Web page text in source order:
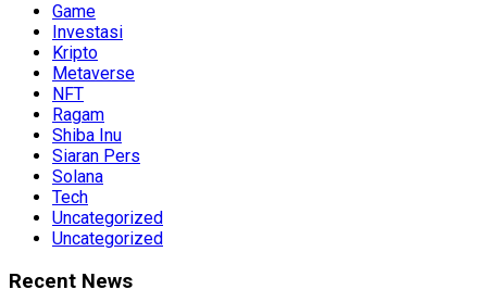
Game
Investasi
Kripto
Metaverse
NFT
Ragam
Shiba Inu
Siaran Pers
Solana
Tech
Uncategorized
Uncategorized
Recent News